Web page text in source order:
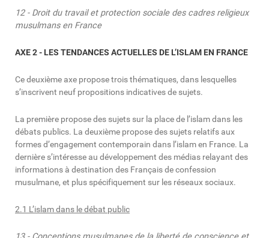
12 - Droit du travail et protection sociale des cadres religieux
musulmans en France
AXE 2 - LES TENDANCES ACTUELLES DE L’ISLAM EN FRANCE
Ce deuxième axe propose trois thématiques, dans lesquelles
s’inscrivent neuf propositions indicatives de sujets.
La première propose des sujets sur la place de l’islam dans les
débats publics. La deuxième propose des sujets relatifs aux
formes d’engagement contemporain dans l’islam en France. La
dernière s’intéresse au développement des médias relayant des
informations à destination des Français de confession
musulmane, et plus spécifiquement sur les réseaux sociaux.
2.1 L’islam dans le débat public